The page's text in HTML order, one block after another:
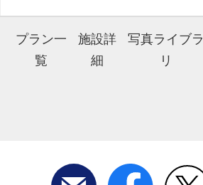
プラン一
覧
施設詳
細
写真ライブラ
リ